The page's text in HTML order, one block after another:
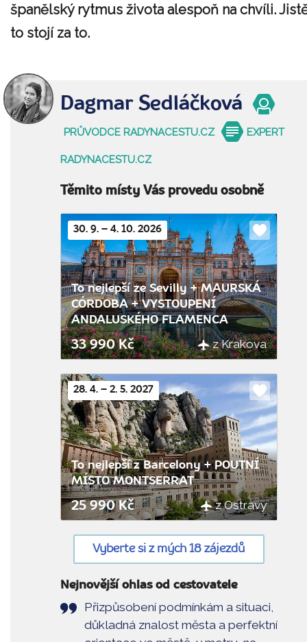
španělský rytmus života alespoň na chvíli.
to stojí za to.
Dagmar Sedláčková
PRŮVODCE RADYNACESTU.CZ EXPERT
RADYNACESTU.CZ
Těmito místy Vás provedu osobně
30. 9. – 4. 10. 2026
Do
oblíbených
To nejlepší ze Sevilly + MAURSKÁ
CÓRDOBA + VYSTOUPENÍ
ANDALUSKÉHO FLAMENCA
33 990 Kč z Krakova
28. 4. – 2. 5. 2027
Do
oblíbených
To nejlepší z Barcelony + POUTNÍ
MÍSTO MONTSERRAT
25 990 Kč z Ostravy
Vyberte si z mých 18 zájezdů
Nejnovější ohlas od cestovatele
Přizpůsobení podmínkám a situaci,
důkladná znalost města a perfektní